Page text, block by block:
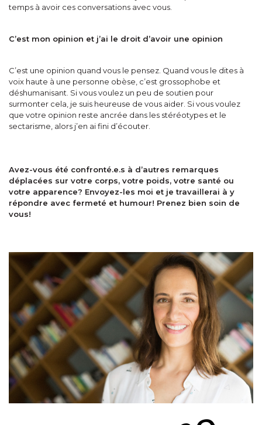
temps à avoir ces conversations avec vous.
C’est mon opinion et j’ai le droit d’avoir une opinion
C’est une opinion quand vous le pensez. Quand vous le dites à
voix haute à une personne obèse, c’est grossophobe et
déshumanisant. Si vous voulez un peu de soutien pour
surmonter cela, je suis heureuse de vous aider. Si vous voulez
que votre opinion reste ancrée dans les stéréotypes et le
sectarisme, alors j’en ai fini d’écouter.
Avez-vous été confronté.e.s à d’autres remarques
déplacées sur votre corps, votre poids, votre santé ou
votre apparence? Envoyez-les moi et je travaillerai à y
répondre avec fermeté et humour! Prenez bien soin de
vous!